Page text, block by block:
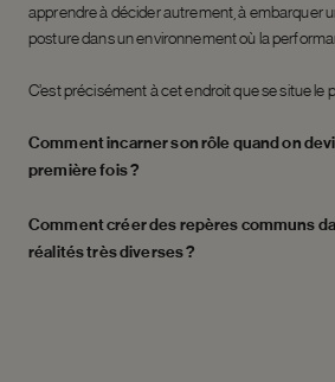
apprendre à décider autrement, à embarquer
posture dans un environnement où la
C’est précisément à cet endroit que se situe le
Comment incarner son rôle quand on
première fois ?
Comment créer des repères communs
réalités très diverses ?